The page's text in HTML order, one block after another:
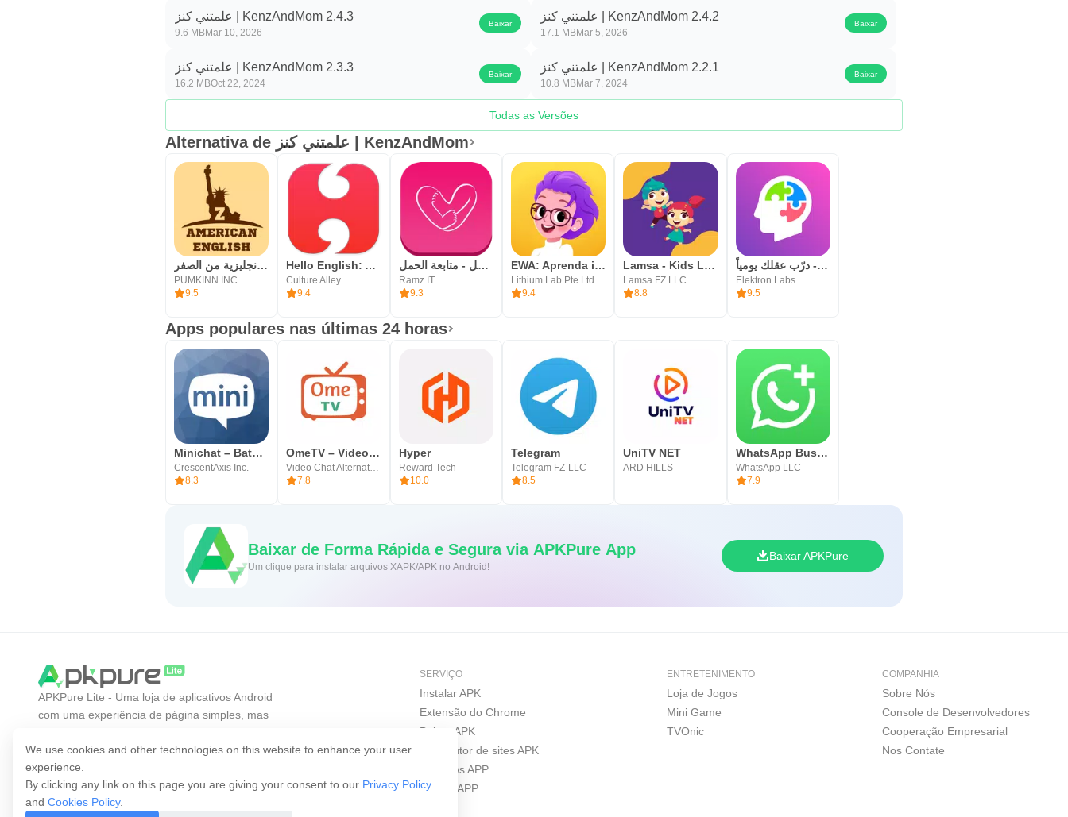
علمتني كنز | KenzAndMom 2.4.3
9.6 MBMar 10, 2026
Baixar علمتني كنز | KenzAndMom 2.4.2
17.1 MBMar 5, 2026
Baixar
علمتني كنز | KenzAndMom 2.3.3
16.2 MBOct 22, 2024
Baixar علمتني كنز | KenzAndMom 2.2.1
10.8 MBMar 7, 2024
Baixar
Todas as Versões
Alternativa de علمتني كنز | KenzAndMom
تعلم اللغة الانجليزية من الصفر
PUMKINN INC
9.5
Hello English: Aprenda Inglês
Culture Alley
9.4
حاسبة الحمل - متابعة الحمل
Ramz IT
9.3
EWA: Aprenda idiomas
Lithium Lab Pte Ltd
9.4
Lamsa - Kids Learning App
Lamsa FZ LLC
8.8
شعلة - درّب عقلك يومياً
Elektron Labs
9.5
Apps populares nas últimas 24 horas
Minichat – Bate-papo de vídeo
CrescentAxis Inc.
8.3
OmeTV – Video Chat Alternative
7.8
Hyper
Reward Tech
10.0
Telegram
Telegram FZ-LLC
8.5
UniTV NET
ARD HILLS
WhatsApp Business
WhatsApp LLC
7.9
Baixar de Forma Rápida e Segura via APKPure App
Um clique para instalar arquivos XAPK/APK no Android!
Baixar APKPure
We use cookies and other technologies on this website to enhance your user
experience.
By clicking any link on this page you are giving your consent to our Privacy Policy
and Cookies Policy.
APKPure Lite - Uma loja de aplicativos Android
com uma experiência de página simples, mas
forma mais fácil, rápida e segura.
SERVIÇO
Instalar APK
Extensão do Chrome
Baixar APK
Construtor de sites APK
Windows APP
iPhone APP
ENTRETENIMENTO
Loja de Jogos
Mini Game
TVOnic
COMPANHIA
Sobre Nós
Console de Desenvolvedores
Cooperação Empresarial
Nos Contate